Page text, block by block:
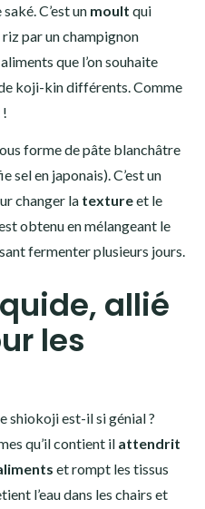
C’est un moult qui
riz par un champignon
que l’on souhaite
koji-kin différents. Comme
forme de pâte blanchâtre
sel en japonais). C’est un
changer la textureet le
obtenu en mélangeant le
fermenter plusieurs jours.
allié
les
shiokoji est-il si génial ?
qu’il contient il attendrit
et rompt les tissus
l’eau dans les chairs et